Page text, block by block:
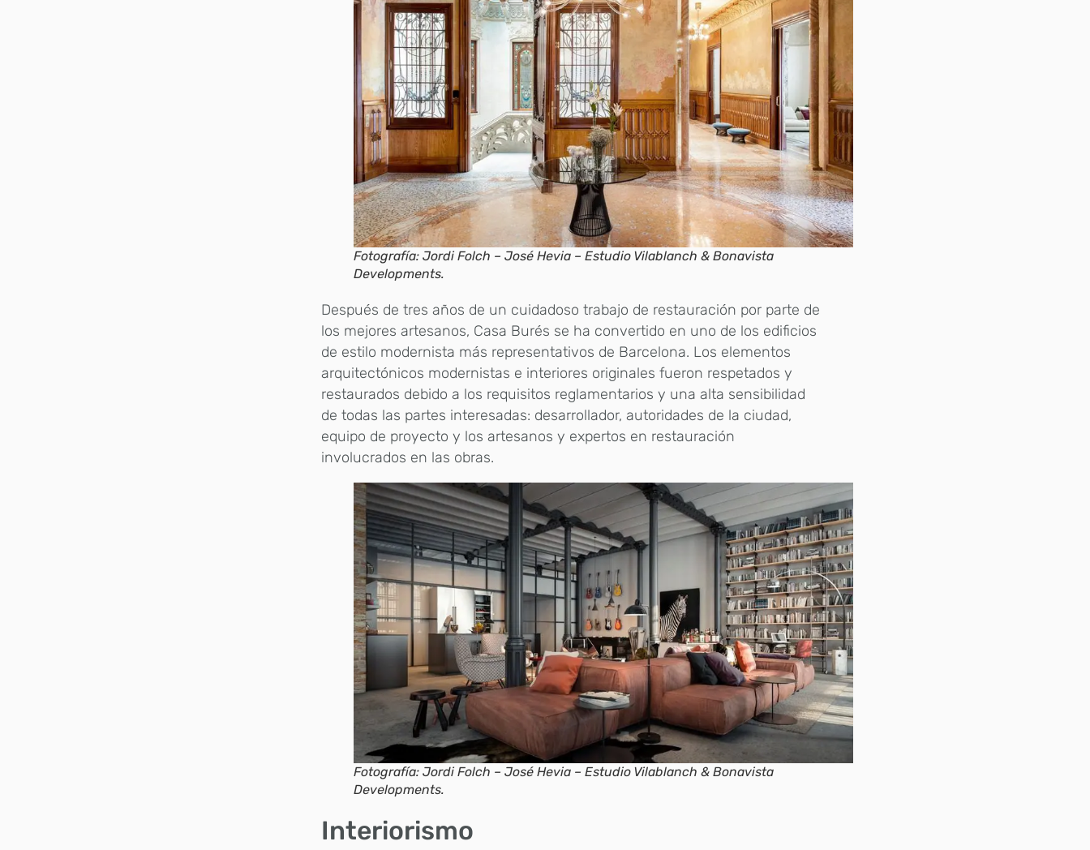
Fotografía: Jordi Folch – José Hevia – Estudio Vilablanch & Bonavista
Developments.
Después de tres años de un cuidadoso trabajo de restauración por parte de
los mejores artesanos, Casa Burés se ha convertido en uno de los edificios
de estilo modernista más representativos de Barcelona. Los elementos
arquitectónicos modernistas e interiores originales fueron respetados y
restaurados debido a los requisitos reglamentarios y una alta sensibilidad
de todas las partes interesadas: desarrollador, autoridades de la ciudad,
equipo de proyecto y los artesanos y expertos en restauración
involucrados en las obras.
Fotografía: Jordi Folch – José Hevia – Estudio Vilablanch & Bonavista
Developments.
Interiorismo